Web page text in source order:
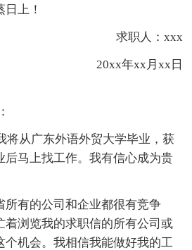
上！
求职人：xxx
20xx年xx月xx日
将从广东外语外贸大学毕业，获
后马上找工作。我有信心成为贵
所有的公司和企业都很有竞争
着浏览我的求职信的所有公司或
个机会。我相信我能做好我的工